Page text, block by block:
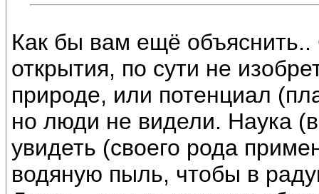
Как бы вам ещё объяснить..
открытия, по сути не
природе, или потенциал
но люди не видели. Наука
увидеть (своего рода
водяную пыль, чтобы в